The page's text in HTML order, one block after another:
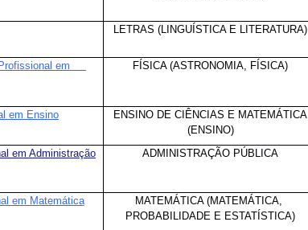
LETRAS (LINGUÍSTICA E LITERATURA)
Profissional em
FÍSICA (ASTRONOMIA, FÍSICA)
em Ensino
ENSINO DE CIÊNCIAS E MATEMÁTICA
(ENSINO)
em Administração
ADMINISTRAÇÃO PÚBLICA
em Matemática
MATEMÁTICA (MATEMÁTICA,
PROBABILIDADE E ESTATÍSTICA)